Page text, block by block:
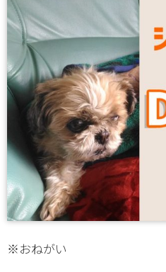
※おねがい